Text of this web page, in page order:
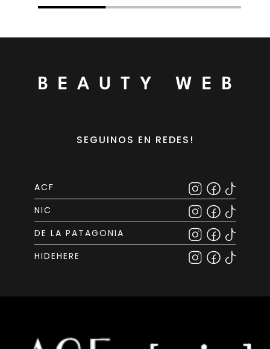
SEGUINOS EN REDES!
ACF
NIC
DE LA PATAGONIA
HIDEHERE